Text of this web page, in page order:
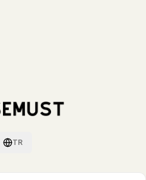
TR
Dil değiştir / Switch language